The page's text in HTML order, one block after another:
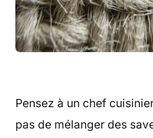
Pensez à un chef
pas de mélanger des